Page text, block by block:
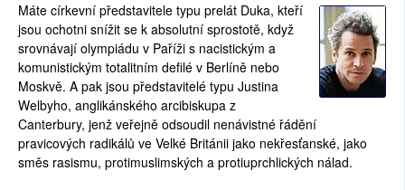
Máte církevní představitele typu prelát Duka, kteří
jsou ochotni snížit se k absolutní sprostotě, když
srovnávají olympiádu v Paříži s nacistickým a
komunistickým totalitním defilé v Berlíně nebo
Moskvě. A pak jsou představitelé typu Justina
Welbyho, anglikánského arcibiskupa z
Canterbury, jenž veřejně odsoudil nenávistné řádění
pravicových radikálů ve Velké Británii jako nekřesťanské, jako
směs rasismu, protimuslimských a protiuprchlických nálad.